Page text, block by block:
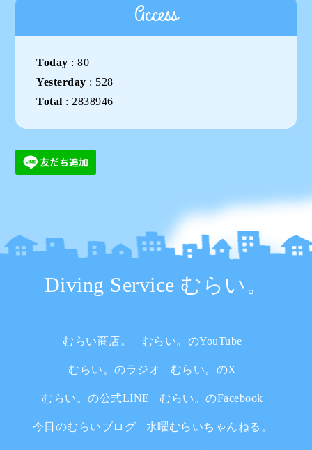
Access
Today :80
Yesterday : 528
Total : 2838946
Diving Service むらい。
むらい商店。 むらい。のYouTube
むらい。のラジオ むらい。のX
むらい。の公式LINE むらい。のFacebook
今日のむらいブログ 水曜むらいちゃんねる。